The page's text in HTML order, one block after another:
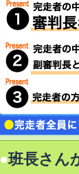
●班長さん